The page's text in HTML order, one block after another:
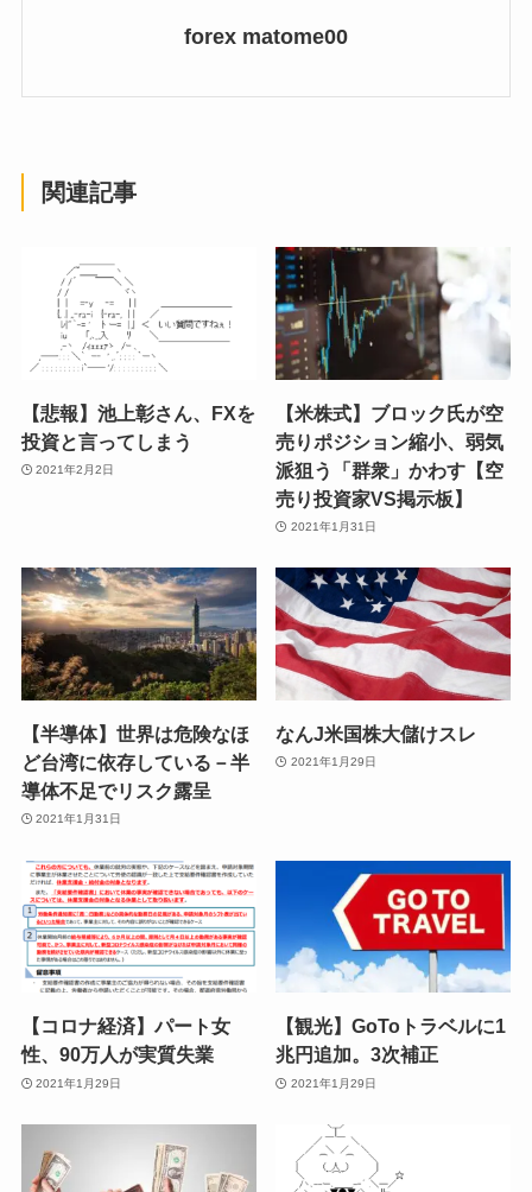
forex matome00
関連記事
【悲報】池上彰さん、FXを
投資と言ってしまう
2021年2月2日
【米株式】ブロック氏が空
売りポジション縮小、弱気
派狙う「群衆」かわす【空
売り投資家VS掲示板】
2021年1月31日
【半導体】世界は危険なほ
ど台湾に依存している－半
導体不足でリスク露呈
2021年1月31日
なんJ米国株大儲けスレ
2021年1月29日
【コロナ経済】パート女
性、90万人が実質失業
2021年1月29日
【観光】GoToトラベルに1
兆円追加。3次補正
2021年1月29日